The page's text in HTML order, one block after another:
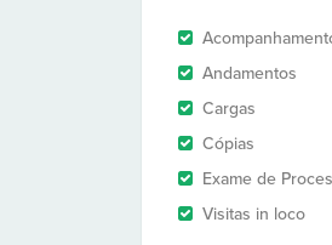
Andamentos
Cargas
Cópias
Exame de
Visitas in loco